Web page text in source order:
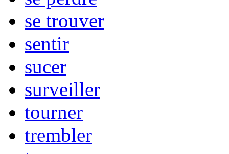
se trouver
sentir
sucer
surveiller
tourner
trembler